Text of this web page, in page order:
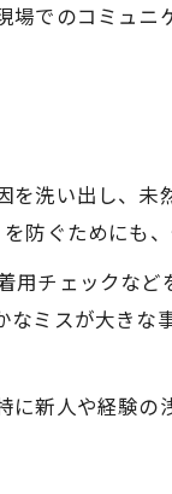
でのコミュニ
洗い出し、未
防ぐためにも、
用チェックなど
ミスが大きな
新人や経験の